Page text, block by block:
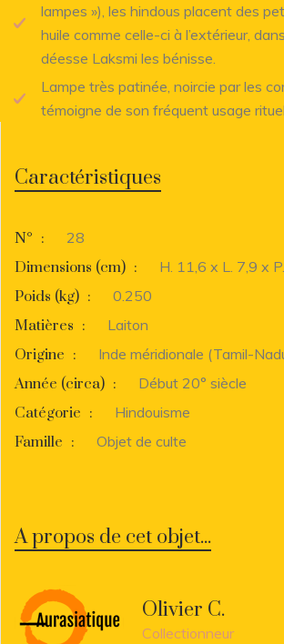
lampes »), les hindous placent des
huile comme celle-ci à l’extérieur,
déesse Laksmi les bénisse.
Lampe très patinée, noircie par les
témoigne de son fréquent usage
Caractéristiques
N° :
28
Dimensions (cm) :
H. 11,6 x L. 7,9 x
Poids (kg) :
0.250
Matières :
Laiton
Origine :
Inde méridionale (Tamil-
Année (circa) :
Début 20° siècle
Catégorie :
Hindouisme
Famille : Objet de culte
A propos de cet objet...
Olivier C.
Collectionneur